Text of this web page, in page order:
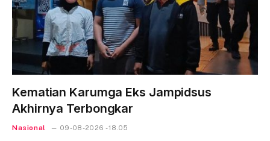
Kematian Karumga Eks Jampidsus
Akhirnya Terbongkar
Nasional 09-08-2026 - 18.05